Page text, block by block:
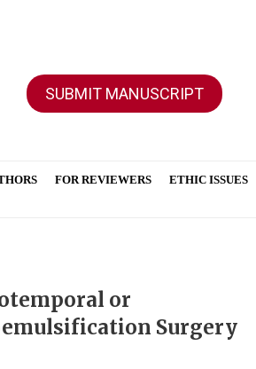
SUBMIT MANUSCRIPT
FOR REVIEWERS ETHIC ISSUES
or
Surgery